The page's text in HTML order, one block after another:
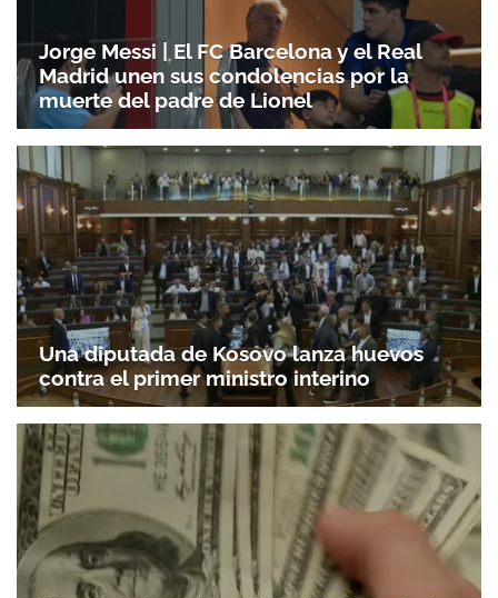
Jorge Messi | El FC Barcelona y el Real
Madrid unen sus condolencias por la
muerte del padre de Lionel
Una diputada de Kosovo lanza huevos
contra el primer ministro interino